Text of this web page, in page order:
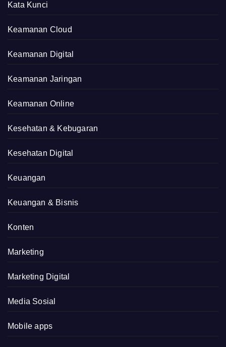
Kata Kunci
Keamanan Cloud
Keamanan Digital
Keamanan Jaringan
Keamanan Online
Kesehatan & Kebugaran
Kesehatan Digital
Keuangan
Keuangan & Bisnis
Konten
Marketing
Marketing Digital
Media Sosial
Mobile apps